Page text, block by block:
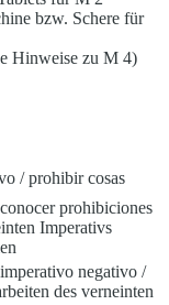
bzw. Schere für
Hinweise zu M 4)
/ prohibir cosas
prohibiciones
Imperativs
negativo /
des verneinten